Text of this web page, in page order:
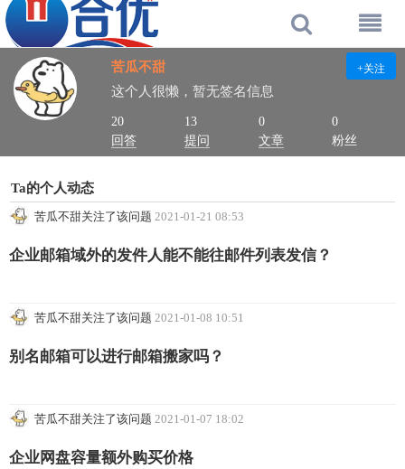
+关注
苦瓜不甜
这个人很懒，暂无签名信息
20
回答
13
提问
0
文章
0
粉丝
Ta的个人动态
苦瓜不甜关注了该问题 2021-01-21 08:53
企业邮箱域外的发件人能不能往邮件列表发信？
苦瓜不甜关注了该问题 2021-01-08 10:51
别名邮箱可以进行邮箱搬家吗？
苦瓜不甜关注了该问题 2021-01-07 18:02
企业网盘容量额外购买价格